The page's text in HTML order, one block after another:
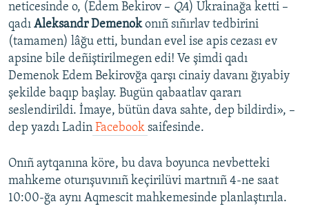
neticesinde o, (Edem Bekirov – QA) Ukrainağa ketti –
qadı Aleksandr Demenokonıñ sıñırlav tedbirini
(tamamen) lâğu etti, bundan evel ise apis cezası ev
apsine bile deñiştirilmegen edi! Ve şimdi qadı
Demenok Edem Bekirovğa qarşı cinaiy davanı ğıyabiy
şekilde baqıp başlay. Bugün qabaatlav qararı
seslendirildi. İmaye, bütün dava sahte, dep bildirdi», –
dep yazdı Ladin Facebook saifesinde.
Onıñ aytqanına köre, bu dava boyunca nevbetteki
mahkeme oturışuvınıñ keçirilüvi martnıñ 4-ne saat
10:00-ğa aynı Aqmescit mahkemesinde planlaştırıla.